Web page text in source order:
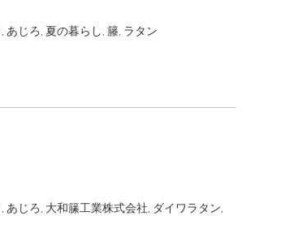
, あじろ, 夏の暮らし, 籐, ラタン
, あじろ, 大和籘工業株式会社, ダイワラタン,